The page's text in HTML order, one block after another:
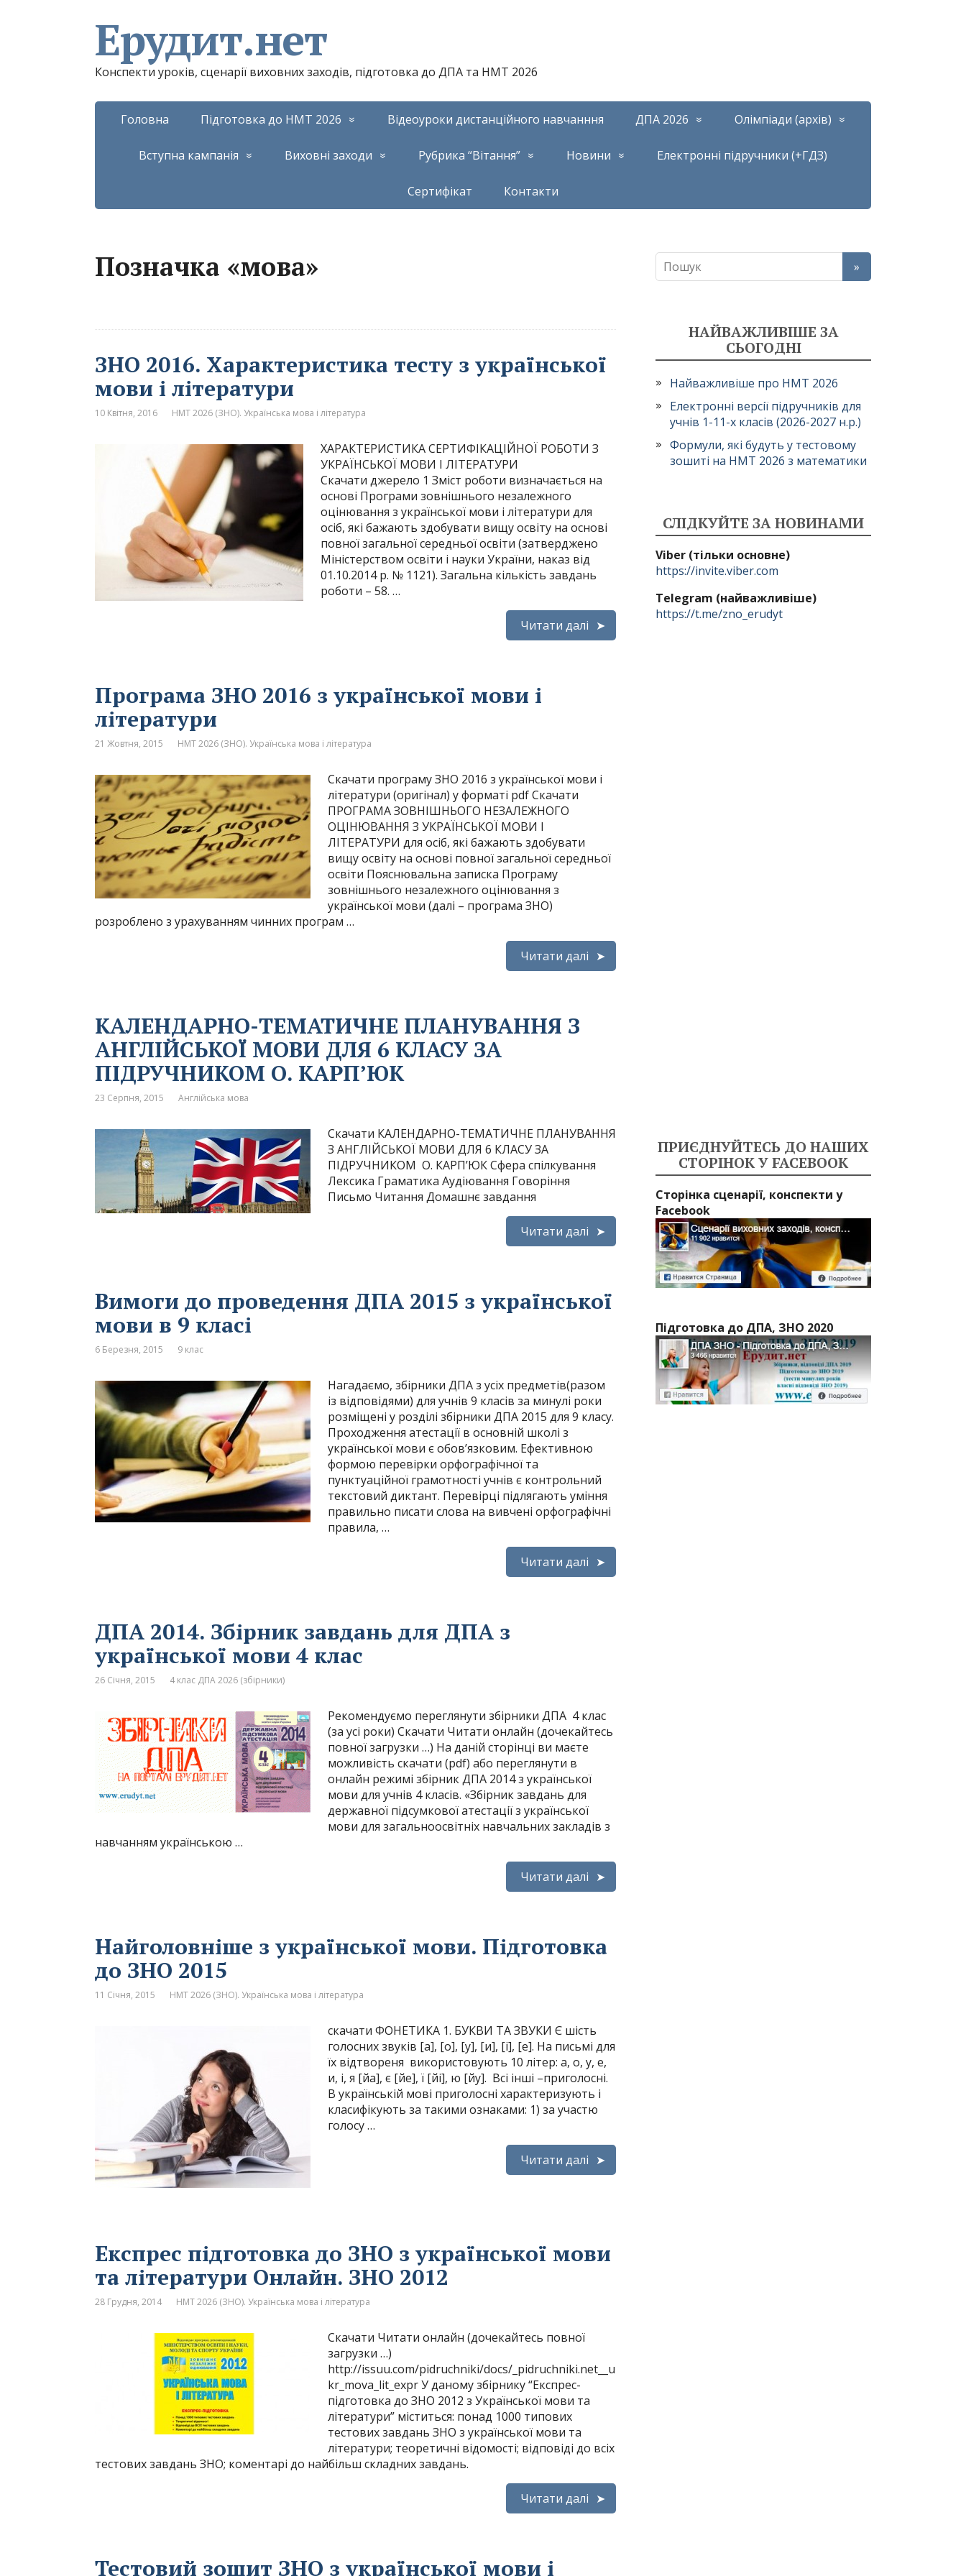
Ерудит.нет
Конспекти уроків, сценарії виховних заходів, підготовка до ДПА та НМТ 2026
Головна Підготовка до НМТ 2026 Відеоуроки дистанційного навчанння ДПА 2026 Олімпіади (архів)
Вступна кампанія Виховні заходи Рубрика “Вітання” Новини Електронні підручники (+ГДЗ)
Сертифікат Контакти
Позначка «мова»
ЗНО 2016. Характеристика тесту з української
мови і літератури
10 Квітня, 2016 НМТ 2026 (ЗНО). Українська мова і література
ХАРАКТЕРИСТИКА СЕРТИФІКАЦІЙНОЇ РОБОТИ З
УКРАЇНСЬКОЇ МОВИ І ЛІТЕРАТУРИ
Скачати джерело 1 Зміст роботи визначається на
основі Програми зовнішнього незалежного
оцінювання з української мови і літератури для
осіб, які бажають здобувати вищу освіту на основі
повної загальної середньої освіти (затверджено
Міністерством освіти і науки України, наказ від
01.10.2014 р. № 1121). Загальна кількість завдань
роботи – 58. …
Читати далі
Програма ЗНО 2016 з української мови і
літератури
21 Жовтня, 2015 НМТ 2026 (ЗНО). Українська мова і література
Скачати програму ЗНО 2016 з української мови і
літератури (оригінал) у форматі pdf Скачати
ПРОГРАМА ЗОВНІШНЬОГО НЕЗАЛЕЖНОГО
ОЦІНЮВАННЯ З УКРАЇНСЬКОЇ МОВИ І
ЛІТЕРАТУРИ для осіб, які бажають здобувати
вищу освіту на основі повної загальної середньої
освіти Пояснювальна записка Програму
зовнішнього незалежного оцінювання з
української мови (далі – програма ЗНО)
розроблено з урахуванням чинних програм …
Читати далі
КАЛЕНДАРНО-ТЕМАТИЧНЕ ПЛАНУВАННЯ З
АНГЛІЙСЬКОЇ МОВИ ДЛЯ 6 КЛАСУ ЗА
ПІДРУЧНИКОМ О. КАРП’ЮК
23 Серпня, 2015 Англійська мова
Скачати КАЛЕНДАРНО-ТЕМАТИЧНЕ ПЛАНУВАННЯ
З АНГЛІЙСЬКОЇ МОВИ ДЛЯ 6 КЛАСУ ЗА
ПІДРУЧНИКОМ О. КАРП’ЮК Сфера спілкування
Лексика Граматика Аудіювання Говоріння
Письмо Читання Домашнє завдання
Читати далі
Вимоги до проведення ДПА 2015 з української
мови в 9 класі
6 Березня, 2015 9 клас
Нагадаємо, збірники ДПА з усіх предметів(разом
із відповідями) для учнів 9 класів за минулі роки
розміщені у розділі збірники ДПА 2015 для 9 класу.
Проходження атестації в основній школі з
української мови є обов’язковим. Ефективною
формою перевірки орфографічної та
пунктуаційної грамотності учнів є контрольний
текстовий диктант. Перевірці підлягають уміння
правильно писати слова на вивчені орфографічні
правила, …
Читати далі
ДПА 2014. Збірник завдань для ДПА з
української мови 4 клас
26 Січня, 2015 4 клас ДПА 2026 (збірники)
Рекомендуємо переглянути збірники ДПА 4 клас
(за усі роки) Скачати Читати онлайн (дочекайтесь
повної загрузки …) На даній сторінці ви маєте
можливість скачати (pdf) або переглянути в
онлайн режимі збірник ДПА 2014 з української
мови для учнів 4 класів. «Збірник завдань для
державної підсумкової атестації з української
мови для загальноосвітніх навчальних закладів з
навчанням українською …
Читати далі
Найголовніше з української мови. Підготовка
до ЗНО 2015
11 Січня, 2015 НМТ 2026 (ЗНО). Українська мова і література
скачати ФОНЕТИКА 1. БУКВИ ТА ЗВУКИ Є шість
голосних звуків [а], [о], [у], [и], [і], [е]. На письмі для
їх відтвореня використовують 10 літер: а, о, у, е,
и, і, я [йа], є [йе], ї [йі], ю [йу]. Всі інші –приголосні.
В українській мові приголосні характеризують і
класифікують за такими ознаками: 1) за участю
голосу …
Читати далі
Експрес підготовка до ЗНО з української мови
та літератури Онлайн. ЗНО 2012
28 Грудня, 2014 НМТ 2026 (ЗНО). Українська мова і література
Скачати Читати онлайн (дочекайтесь повної
загрузки …)
http://issuu.com/pidruchniki/docs/_pidruchniki.net__u
kr_mova_lit_expr У даному збірнику “Експрес-
підготовка до ЗНО 2012 з Української мови та
літератури” міститься: понад 1000 типових
тестових завдань ЗНО з української мови та
літератури; теоретичні відомості; відповіді до всіх
тестових завдань ЗНО; коментарі до найбільш складних завдань.
Читати далі
Тестовий зошит ЗНО з української мови і
НАЙВАЖЛИВІШЕ ЗА
СЬОГОДНІ
Найважливіше про НМТ 2026
Електронні версії підручників для
учнів 1-11-х класів (2026-2027 н.р.)
Формули, які будуть у тестовому
зошиті на НМТ 2026 з математики
СЛІДКУЙТЕ ЗА НОВИНАМИ
Viber (тільки основне)
https://invite.viber.com
Telegram (найважливіше)
https://t.me/zno_erudyt
ПРИЄДНУЙТЕСЬ ДО НАШИХ
СТОРІНОК У FACEBOOK
Сторінка сценарії, конспекти у
Facebook
Підготовка до ДПА, ЗНО 2020